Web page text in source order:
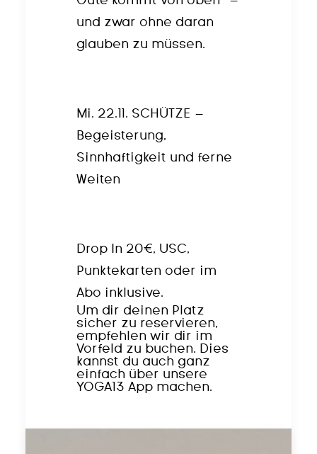
und zwar ohne daran
glauben zu müssen.
Mi. 22.11. SCHÜTZE –
Begeisterung,
Sinnhaftigkeit und ferne
Weiten
Drop In 20€, USC,
Punktekarten oder im
Abo inklusive.
Um dir deinen Platz
sicher zu reservieren,
empfehlen wir dir im
Vorfeld zu buchen. Dies
kannst du auch ganz
einfach über unsere
YOGA13 App machen.